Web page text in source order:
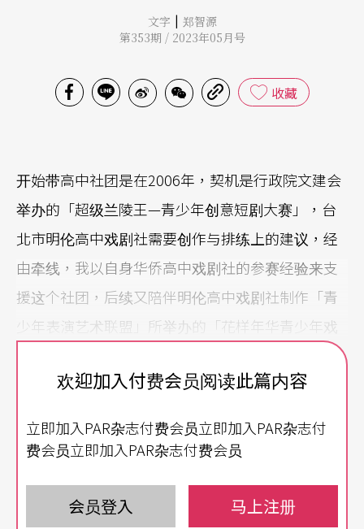
文字 | 郑智源
第353期 / 2023年05月号
收藏
开始带高中社团是在2006年，契机是行政院文建会
举办的「超级兰陵王—青少年创意短剧大赛」，台
北市明伦高中戏剧社需要创作与排练上的建议，经
由牵线，我以自身华侨高中戏剧社的参赛经验来支
援这个社团，后续又陪伴明伦高中戏剧社制作「青
少年表演艺术联盟」所举办的「花样年华青少年戏
剧节」演出，多次工作磨合后，便担任该社团的指
导老师。
讨论「带领高中社团」这个主题，或「戏剧教育的
成长功能」之前，我坦承自己进入高中社团指导的
初始，并不具相关专业教育背景（当时仅是重考
生），与高中生的互动，很早即奠于校外戏剧比赛
欢迎加入付费会员阅读此篇内容
立即加入PAR杂志付费会员立即加入PAR杂志付
费会员立即加入PAR杂志付费会员
会员登入 马上注册